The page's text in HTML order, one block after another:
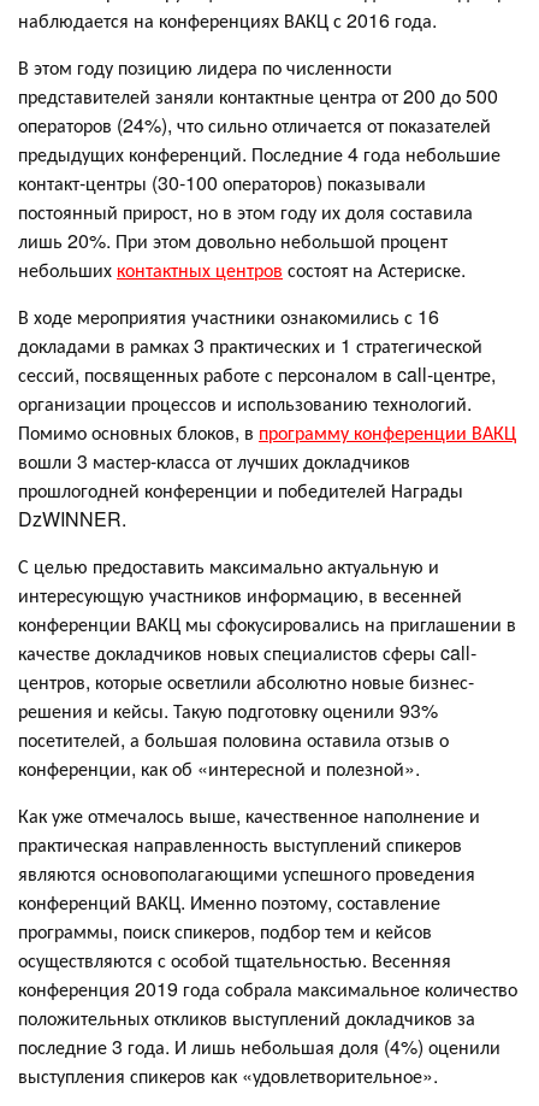
наблюдается на конференциях ВАКЦ с 2016 года.
В этом году позицию лидера по численности
представителей заняли контактные центра от 200 до 500
операторов (24%), что сильно отличается от показателей
предыдущих конференций. Последние 4 года небольшие
контакт-центры (30-100 операторов) показывали
постоянный прирост, но в этом году их доля составила
лишь 20%. При этом довольно небольшой процент
небольших контактных центров состоят на Астериске.
В ходе мероприятия участники ознакомились с 16
докладами в рамках 3 практических и 1 стратегической
сессий, посвященных работе с персоналом в call-центре,
организации процессов и использованию технологий.
Помимо основных блоков, в программу конференции ВАКЦ
вошли 3 мастер-класса от лучших докладчиков
прошлогодней конференции и победителей Награды
DzWINNER.
С целью предоставить максимально актуальную и
интересующую участников информацию, в весенней
конференции ВАКЦ мы сфокусировались на приглашении в
качестве докладчиков новых специалистов сферы call-
центров, которые осветлили абсолютно новые бизнес-
решения и кейсы. Такую подготовку оценили 93%
посетителей, а большая половина оставила отзыв о
конференции, как об «интересной и полезной».
Как уже отмечалось выше, качественное наполнение и
практическая направленность выступлений спикеров
являются основополагающими успешного проведения
конференций ВАКЦ. Именно поэтому, составление
программы, поиск спикеров, подбор тем и кейсов
осуществляются с особой тщательностью. Весенняя
конференция 2019 года собрала максимальное количество
положительных откликов выступлений докладчиков за
последние 3 года. И лишь небольшая доля (4%) оценили
выступления спикеров как «удовлетворительное».